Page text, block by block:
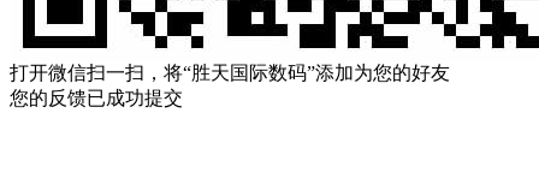
打开微信扫一扫，将“胜天国际数码”添加为您的好友
您的反馈已成功提交